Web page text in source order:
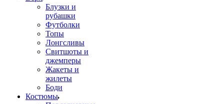
Блузки и
рубашки
Футболки
Топы
Лонгсливы
Свитшоты и
джемперы
Жакеты и
жилеты
Боди
Костюмы